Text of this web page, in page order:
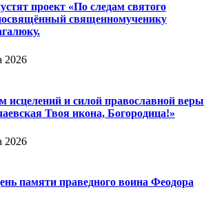
проект «По следам святого
священномученику
2026
исцелений и силой православной веры
Твоя икона, Богородица!»
2026
памяти праведного воина Феодора